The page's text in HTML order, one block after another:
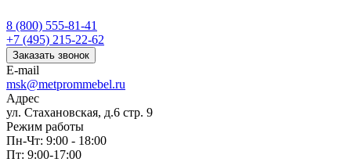
8 (800) 555-81-41
+7 (495) 215-22-62
Заказать звонок
E-mail
msk@metprommebel.ru
Адрес
ул. Стахановская, д.6 стр. 9
Режим работы
Пн-Чт: 9:00 - 18:00
Пт: 9:00-17:00